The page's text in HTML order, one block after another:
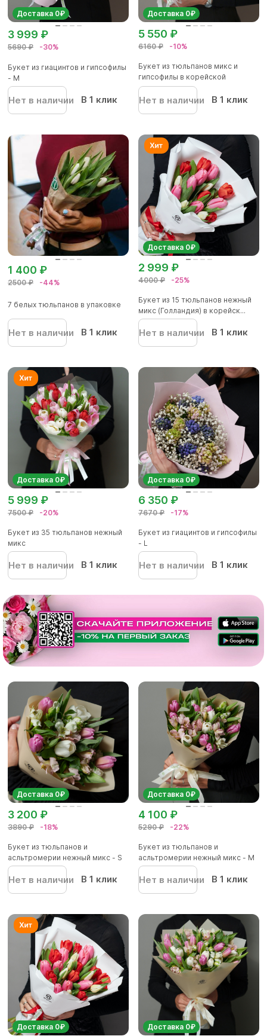
Доставка 0₽
5690 ₽ -30%
3 999 ₽
Букет из гиацинтов и гипсофилы
- М
Нет в наличии В 1 клик
Доставка 0₽
6160 ₽ -10%
5 550 ₽
Букет из тюльпанов микс и
гипсофилы в корейской
упаковк...
Нет в наличии В 1 клик
2500 ₽ -44%
1 400 ₽
7 белых тюльпанов в упаковке
Нет в наличии В 1 клик
Доставка 0₽
4000 ₽ -25%
2 999 ₽
Букет из 15 тюльпанов нежный
микс (Голландия) в корейск...
Нет в наличии В 1 клик
Доставка 0₽
7500 ₽ -20%
5 999 ₽
Букет из 35 тюльпанов нежный
микс
Нет в наличии В 1 клик
Доставка 0₽
7670 ₽ -17%
6 350 ₽
Букет из гиацинтов и гипсофилы
- L
Нет в наличии В 1 клик
Доставка 0₽
3890 ₽ -18%
3 200 ₽
Букет из тюльпанов и
асльтромерии нежный микс - S
Нет в наличии В 1 клик
Доставка 0₽
5290 ₽ -22%
4 100 ₽
Букет из тюльпанов и
асльтромерии нежный микс - M
Нет в наличии В 1 клик
Доставка 0₽ Доставка 0₽